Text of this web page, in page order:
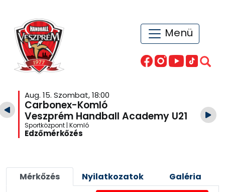
Menü
Aug. 15. Szombat, 18:00
Carbonex-Komló
Veszprém Handball Academy U21
Sportközpont | Komló
Edzőmérkőzés
Mérkőzés Nyilatkozatok Galéria